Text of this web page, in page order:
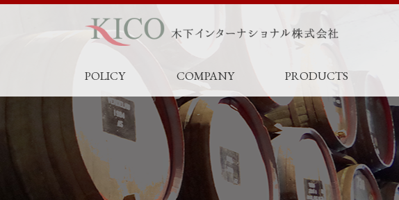
POLICY COMPANY PRODUCTS